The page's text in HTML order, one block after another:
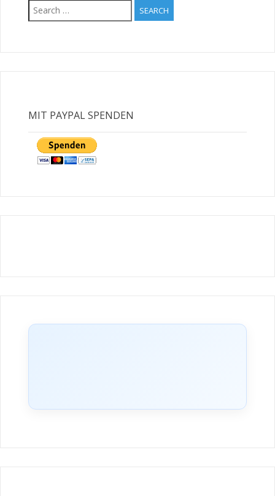
Search
for:
MIT PAYPAL SPENDEN